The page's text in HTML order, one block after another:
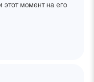
момент на его